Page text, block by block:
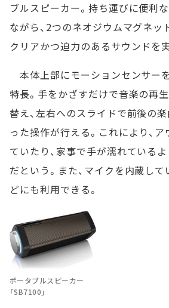
ブルスピーカー。持ち運びに便利
ながら、2つのネオジウムマグネッ
クリアかつ迫力のあるサウンドを
本体上部にモーションセンサー
特長。手をかざすだけで音楽の再
替え、左右へのスライドで前後の
った操作が行える。これにより、
ていたり、家事で手が濡れている
だという。また、マイクを内蔵し
どにも利用できる。
ポータブルスピーカー
「SB7100」